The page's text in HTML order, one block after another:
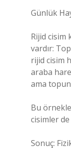
Günlük
Rijid cisim
vardır:
rijid cisim
araba
ama
Bu
cisimler
Sonuç: